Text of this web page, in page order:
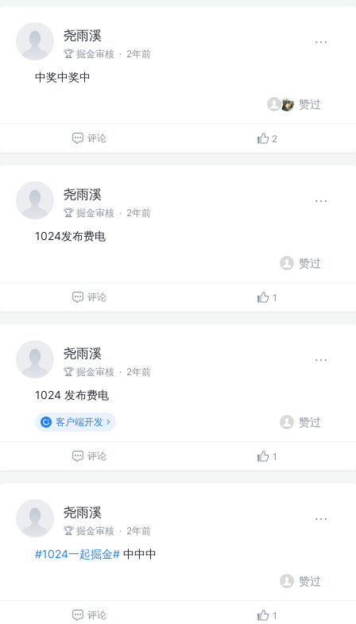
尧雨溪
🏆 掘金审核 · 2年前
中奖中奖中
赞过
评论 2
尧雨溪
🏆 掘金审核 · 2年前
1024发布费电
赞过
评论 1
尧雨溪
🏆 掘金审核 · 2年前
1024 发布费电
客户端开发 赞过
评论 1
尧雨溪
🏆 掘金审核 · 2年前
#1024一起掘金# 中中中
赞过
评论 1